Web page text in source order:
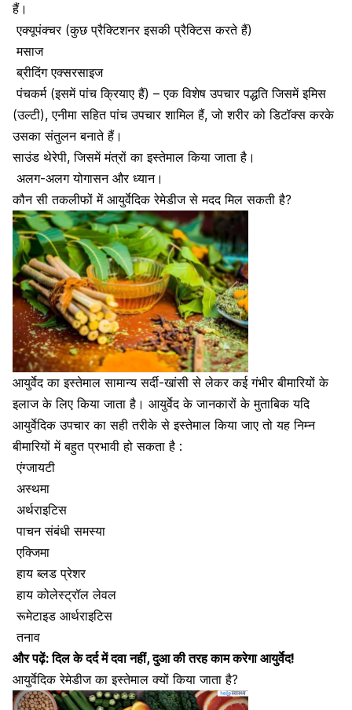
हैं।
एक्यूपंक्चर (कुछ प्रैक्टिशनर इसकी प्रैक्टिस करते हैं)
मसाज
ब्रीदिंग एक्सरसाइज
पंचकर्म (इसमें पांच क्रियाए हैं) – एक विशेष उपचार पद्धति जिसमें इमिस
(उल्टी), एनीमा सहित पांच उपचार शामिल हैं, जो शरीर को डिटॉक्स करके
उसका संतुलन बनाते हैं।
साउंड थेरेपी, जिसमें मंत्रों का इस्तेमाल किया जाता है।
अलग-अलग योगासनऔर ध्यान।
कौन सी तकलीफों में आयुर्वेदिक रेमेडीज से मदद मिल सकती है?
आयुर्वेद का इस्तेमाल सामान्य सर्दी-खांसी से लेकर कई गंभीर बीमारियों के
इलाज के लिए किया जाता है। आयुर्वेद के जानकारों के मुताबिक यदि
आयुर्वेदिक उपचार का सही तरीके से इस्तेमाल किया जाए तो यह निम्न
बीमारियों में बहुत प्रभावी हो सकता है :
एंग्जायटी
अस्थमा
अर्थराइटिस
पाचन संबंधी समस्या
एक्जिमा
हाय ब्लड प्रेशर
हाय कोलेस्ट्रॉल लेवल
रूमेटाइड आर्थराइटिस
तनाव
और पढ़ें:दिल के दर्द में दवा नहीं, दुआ की तरह काम करेगा आयुर्वेद!
आयुर्वेदिक रेमेडीज का इस्तेमाल क्यों किया जाता है?